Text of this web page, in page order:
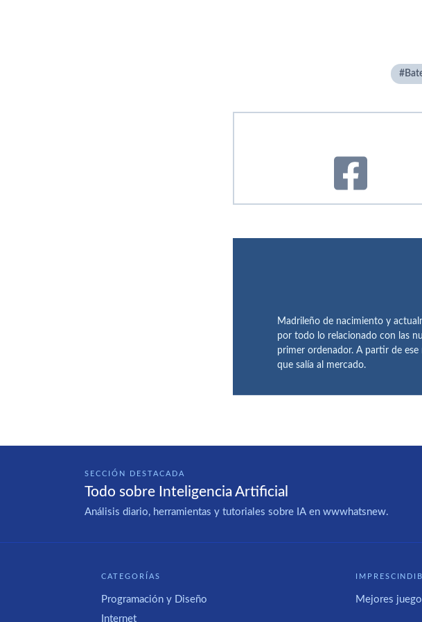
Madrileño de nacimiento y
por todo lo relacionado con las
primer ordenador. A partir de
que salía al mercado.
SECCIÓN DESTACADA
Todo sobre Inteligencia Artificial
Análisis diario, herramientas y tutoriales sobre IA en wwwhatsnew.
CATEGORÍAS
Programación y Diseño
Internet
Mejores